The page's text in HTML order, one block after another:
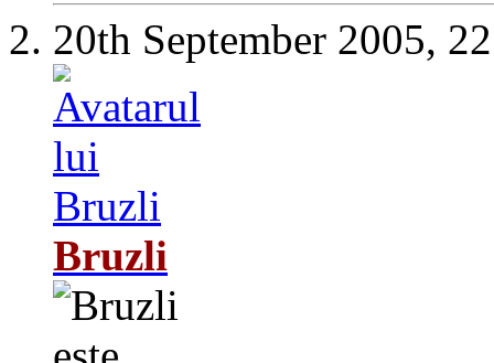
20th September 2005,
Bruzli